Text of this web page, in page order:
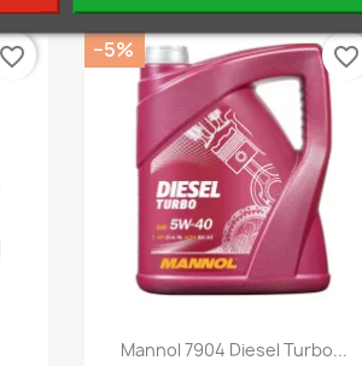
favorite_border
Kiirvaade
Mannol 7904 Diesel Turbo...
−5% favorite_border